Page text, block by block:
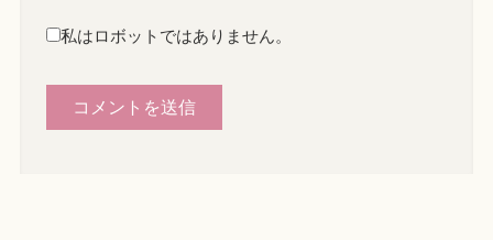
私はロボットではありません。